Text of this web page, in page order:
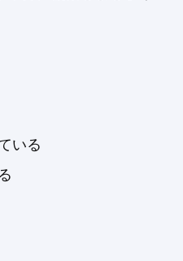
いる